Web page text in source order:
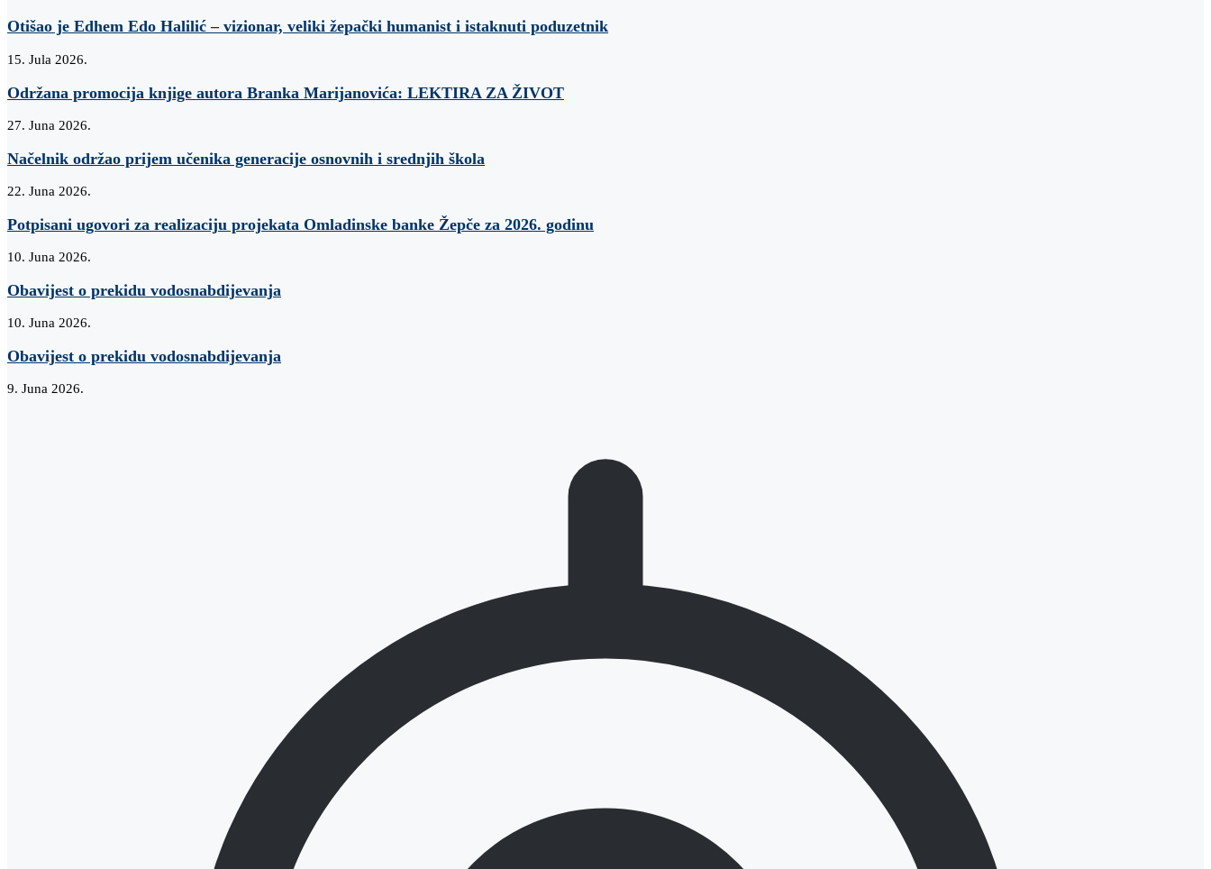
Otišao je Edhem Edo Halilić – vizionar, veliki žepački humanist i istaknuti poduzetnik
15. Jula 2026.
Održana promocija knjige autora Branka Marijanovića: LEKTIRA ZA ŽIVOT
27. Juna 2026.
Načelnik održao prijem učenika generacije osnovnih i srednjih škola
22. Juna 2026.
Potpisani ugovori za realizaciju projekata Omladinske banke Žepče za 2026. godinu
10. Juna 2026.
Obavijest o prekidu vodosnabdijevanja
10. Juna 2026.
Obavijest o prekidu vodosnabdijevanja
9. Juna 2026.